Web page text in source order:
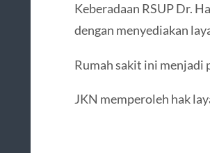
Keberadaan RSUP Dr.
dengan menyediakan
Rumah sakit ini menjadi
JKN memperoleh hak